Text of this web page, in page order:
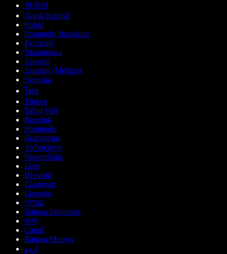
한국어
Norsk bokmål
Polski
Português Brasileiro
Русский
Українська
Español
Español (México)
Svenska
ไทย
Türkçe
Tiếng Việt
Română
Português
Български
ქართული
Slovenščina
Eesti
Hrvatski
Ελληνικά
Lietuvių
עברית
Bahasa Indonesia
বাংলা
Català
Bahasa Melayu
اردو